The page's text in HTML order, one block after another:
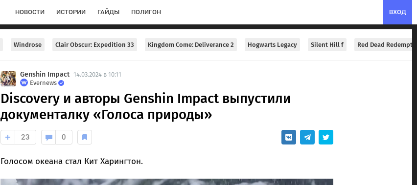
ВХОД
НОВОСТИ ИСТОРИИ ГАЙДЫ ПОЛИГОН
Windrose Clair Obscur: Expedition 33 Kingdom Come: Deliverance 2 Hogwarts Legacy Silent Hill f Red Dead
Genshin Impact
14.03.2024 в 10:11
Evernews
Discovery и авторы Genshin Impact выпустили
документалку «Голоса природы»
23 0
Голосом океана стал Кит Харингтон.